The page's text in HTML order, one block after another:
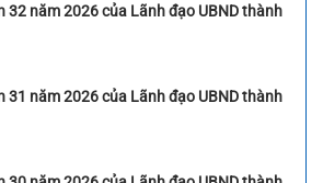
32 năm 2026 của Lãnh đạo UBND thành
31 năm 2026 của Lãnh đạo UBND thành